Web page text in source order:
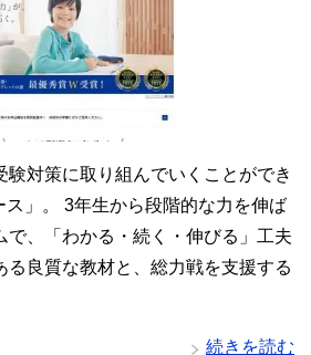
験対策に取り組んでいくことができ
ス」。 3年生から段階的な力を伸ば
で、「わかる・続く・伸びる」工夫
る良質な教材と、総力戦を支援する
続きを読む